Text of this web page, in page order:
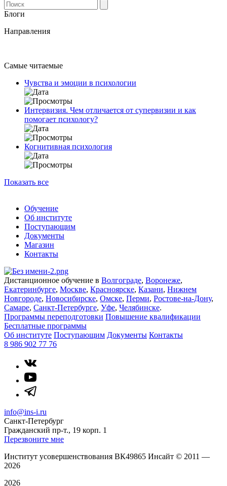
Блоги
Направления
Самые читаемые
Чувства и эмоции в психологии
Интервизия. Чем отличается от супервизии и как
помогает психологу?
Когнитивная психология
Показать все
Обучение
Об институте
Поступающим
Документы
Магазин
Контакты
Дистанционное обучение в Волгограде, Воронеже,
Екатеринбурге, Москве, Красноярске, Казани, Нижнем
Новгороде, Новосибирске, Омске, Перми, Ростове-на-Дону,
Самаре, Санкт-Петербурге, Уфе, Челябинске.
Программы переподготовки Повышение квалификации
Бесплатные программы
Об институте Поступающим Документы Контакты
8 986 902 77 76
info@ins-i.ru
Санкт-Петербург
Граждaнский пр-т., 19 корп. 1
Перезвоните мне
Институт усовершенствования ВК49865 Инсайт © 2011 —
2026
2026